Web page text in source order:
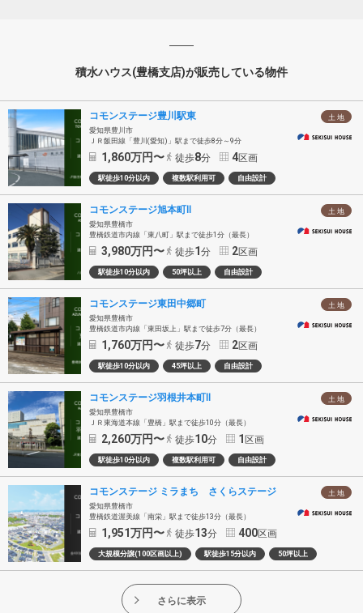
積水ハウス(豊橋支店)が販売している物件
土 地
コモンステージ豊川駅東
愛知県豊川市
ＪＲ飯田線「豊川(愛知)」駅まで徒歩8分～9分
1,860万円〜 徒歩8分 4区画
駅徒歩10分以内 複数駅利用可 自由設計
土 地
コモンステージ旭本町Ⅱ
愛知県豊橋市
豊橋鉄道市内線「東八町」駅まで徒歩1分（最長）
3,980万円〜 徒歩1分 2区画
駅徒歩10分以内 50坪以上 自由設計
土 地
コモンステージ東田中郷町
愛知県豊橋市
豊橋鉄道市内線「東田坂上」駅まで徒歩7分（最長）
1,760万円〜 徒歩7分 2区画
駅徒歩10分以内 45坪以上 自由設計
土 地
コモンステージ羽根井本町Ⅱ
愛知県豊橋市
ＪＲ東海道本線「豊橋」駅まで徒歩10分（最長）
2,260万円〜 徒歩10分 1区画
駅徒歩10分以内 複数駅利用可 自由設計
土 地
コモンステージ ミラまち さくらステージ
愛知県豊橋市
豊橋鉄道渥美線「南栄」駅まで徒歩13分（最長）
1,951万円〜 徒歩13分 400区画
大規模分譲(100区画以上) 駅徒歩15分以内 50坪以上
さらに表示